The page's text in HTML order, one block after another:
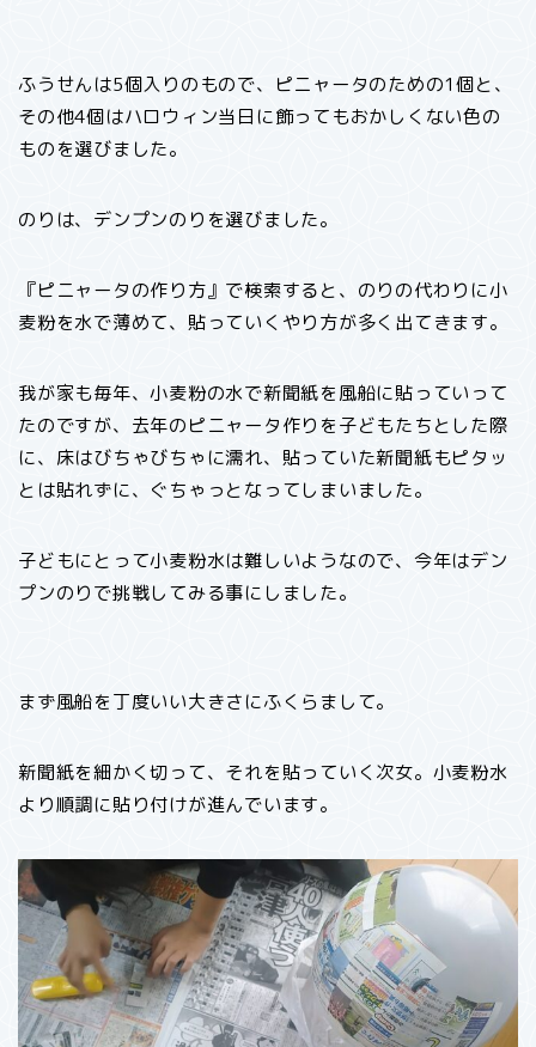
ふうせんは5個入りのもので、ピニャータのための1個と、
その他4個はハロウィン当日に飾ってもおかしくない色の
ものを選びました。
のりは、デンプンのりを選びました。
『ピニャータの作り方』で検索すると、のりの代わりに小
麦粉を水で薄めて、貼っていくやり方が多く出てきます。
我が家も毎年、小麦粉の水で新聞紙を風船に貼っていって
たのですが、去年のピニャータ作りを子どもたちとした際
に、床はびちゃびちゃに濡れ、貼っていた新聞紙もピタッ
とは貼れずに、ぐちゃっとなってしまいました。
子どもにとって小麦粉水は難しいようなので、今年はデン
プンのりで挑戦してみる事にしました。
まず風船を丁度いい大きさにふくらまして。
新聞紙を細かく切って、それを貼っていく次女。小麦粉水
より順調に貼り付けが進んでいます。